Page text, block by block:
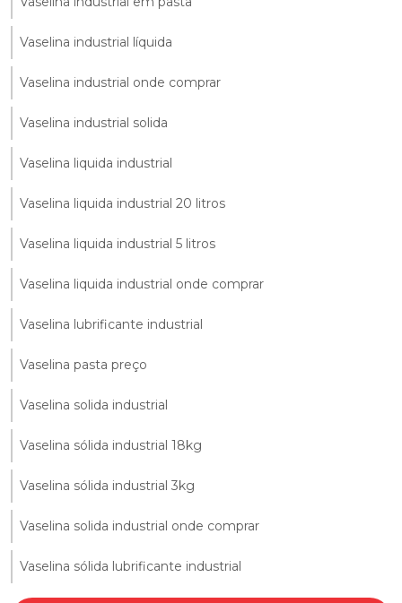
Vaselina industrial líquida
Vaselina industrial onde comprar
Vaselina industrial solida
Vaselina liquida industrial
Vaselina liquida industrial 20 litros
Vaselina liquida industrial 5 litros
Vaselina liquida industrial onde comprar
Vaselina lubrificante industrial
Vaselina pasta preço
Vaselina solida industrial
Vaselina sólida industrial 18kg
Vaselina sólida industrial 3kg
Vaselina solida industrial onde comprar
Vaselina sólida lubrificante industrial